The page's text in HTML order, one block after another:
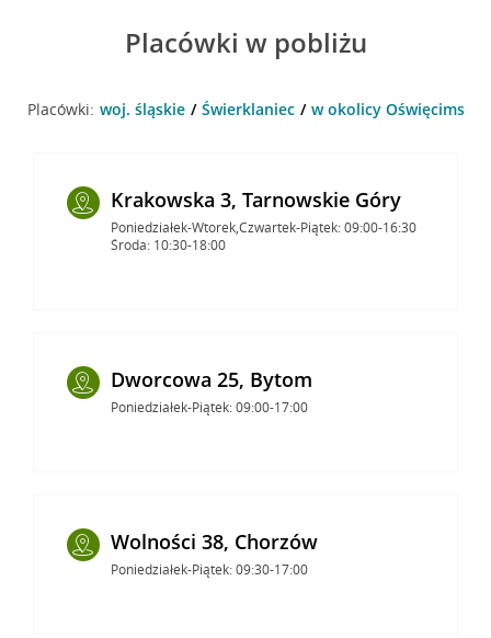
Placówki w pobliżu
Placówki: woj. śląskie Świerklaniec w okolicy Oświęcimska
Krakowska 3, Tarnowskie Góry
Poniedziałek-Wtorek,Czwartek-Piątek: 09:00-16:30
Środa: 10:30-18:00
Dworcowa 25, Bytom
Poniedziałek-Piątek: 09:00-17:00
Wolności 38, Chorzów
Poniedziałek-Piątek: 09:30-17:00